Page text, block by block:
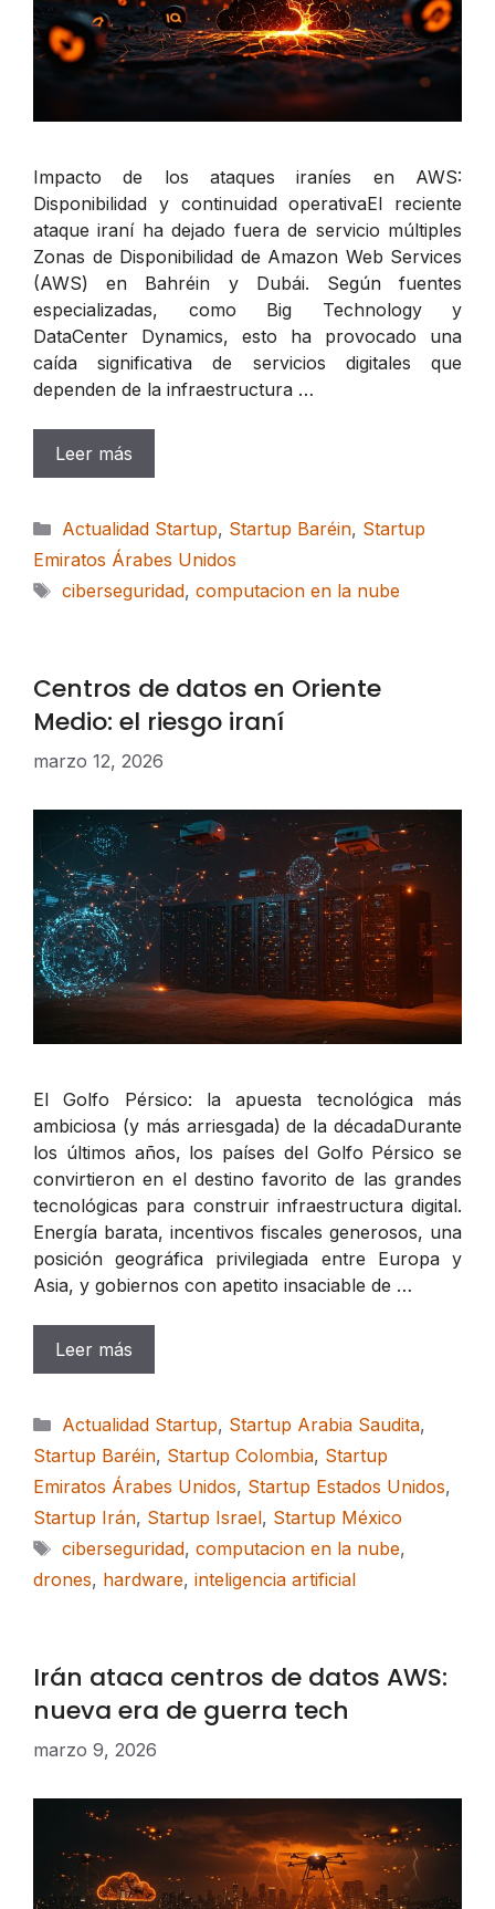
Impacto de los ataques iraníes en AWS:
Disponibilidad y continuidad operativaEl reciente
ataque iraní ha dejado fuera de servicio múltiples
Zonas de Disponibilidad de Amazon Web Services
(AWS) en Bahréin y Dubái. Según fuentes
especializadas, como Big Technology y
DataCenter Dynamics, esto ha provocado una
caída significativa de servicios digitales que
dependen de la infraestructura …
Leer más
Categorías
Actualidad Startup, Startup Baréin, Startup
Emiratos Árabes Unidos
Etiquetas
ciberseguridad, computacion en la nube
Centros de datos en Oriente
Medio: el riesgo iraní
marzo 12, 2026
El Golfo Pérsico: la apuesta tecnológica más
ambiciosa (y más arriesgada) de la décadaDurante
los últimos años, los países del Golfo Pérsico se
convirtieron en el destino favorito de las grandes
tecnológicas para construir infraestructura digital.
Energía barata, incentivos fiscales generosos, una
posición geográfica privilegiada entre Europa y
Asia, y gobiernos con apetito insaciable de …
Leer más
Categorías
Actualidad Startup, Startup Arabia Saudita,
Startup Baréin, Startup Colombia, Startup
Emiratos Árabes Unidos, Startup Estados Unidos,
Startup Irán, Startup Israel, Startup México
Etiquetas
ciberseguridad, computacion en la nube,
drones, hardware, inteligencia artificial
Irán ataca centros de datos AWS:
nueva era de guerra tech
marzo 9, 2026